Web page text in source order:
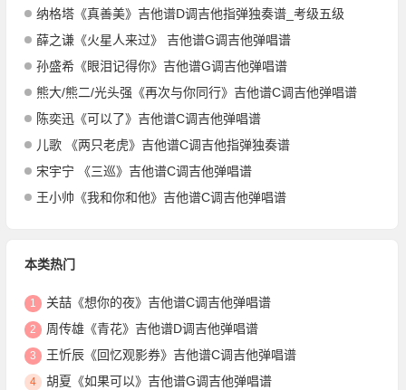
纳格塔《真善美》吉他谱D调吉他指弹独奏谱_考级五级
薛之谦《火星人来过》 吉他谱G调吉他弹唱谱
孙盛希《眼泪记得你》吉他谱G调吉他弹唱谱
熊大/熊二/光头强《再次与你同行》吉他谱C调吉他弹唱谱
陈奕迅《可以了》吉他谱C调吉他弹唱谱
儿歌 《两只老虎》吉他谱C调吉他指弹独奏谱
宋宇宁 《三巡》吉他谱C调吉他弹唱谱
王小帅《我和你和他》吉他谱C调吉他弹唱谱
本类热门
1 关喆《想你的夜》吉他谱C调吉他弹唱谱
2 周传雄《青花》吉他谱D调吉他弹唱谱
3 王忻辰《回忆观影券》吉他谱C调吉他弹唱谱
4 胡夏《如果可以》吉他谱G调吉他弹唱谱